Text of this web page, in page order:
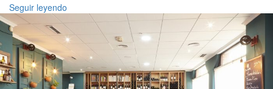
Seguir leyendo